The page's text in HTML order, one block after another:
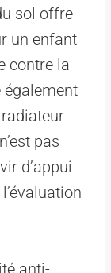
sol offre
un enfant
contre la
également
pas
d’appui
anti-